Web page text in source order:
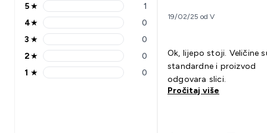
5 stars rating 1 reviews
5★ 1
4 stars rating 0 reviews
4★ 0
3 stars rating 0 reviews
3 ★ 0
2 stars rating 0 reviews
2★ 0
1 stars rating 0 reviews
1 ★ 0
19/02/25 od V
Ok, lijepo stoji. Veličine
standardne i proizvod
odgovara slici.
Pročitaj više